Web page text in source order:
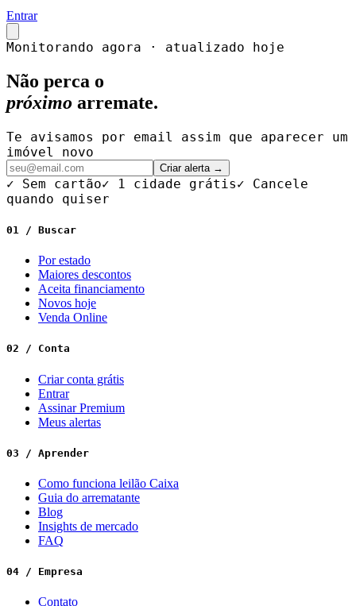
Entrar
Monitorando agora · atualizado hoje
Não perca o
próximo arremate.
Te avisamos por email assim que aparecer um
imóvel novo
Criar alerta →
✓ Sem cartão✓ 1 cidade grátis✓ Cancele
quando quiser
01 / Buscar
Por estado
Maiores descontos
Aceita financiamento
Novos hoje
Venda Online
02 / Conta
Criar conta grátis
Entrar
Assinar Premium
Meus alertas
03 / Aprender
Como funciona leilão Caixa
Guia do arrematante
Blog
Insights de mercado
FAQ
04 / Empresa
Contato